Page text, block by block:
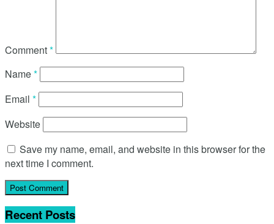
Comment*
Name*
Email *
Website
Save my name, email, and website in this browser for the
next time I comment.
Recent Posts